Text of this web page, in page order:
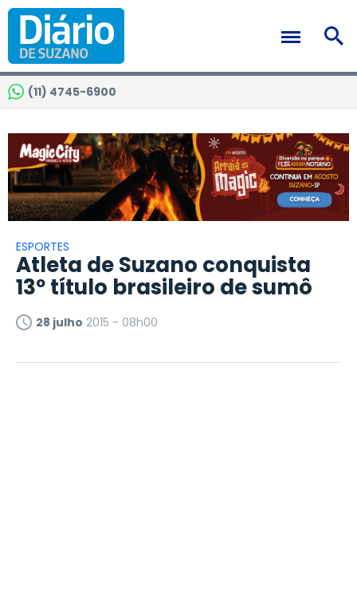
(11) 4745-6900
ESPORTES
Atleta de Suzano conquista
13º título brasileiro de sumô
28 julho 2015 - 08h00